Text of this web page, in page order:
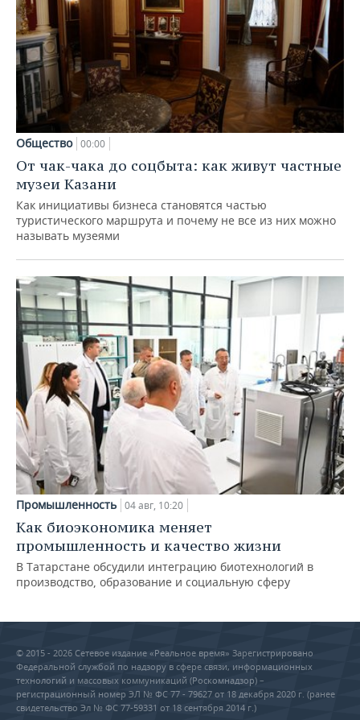
Общество 00:00
От чак-чака до соцбыта: как живут частные
музеи Казани
Как инициативы бизнеса становятся частью
туристического маршрута и почему не все из них можно
называть музеями
Промышленность 04 авг, 10:20
Как биоэкономика меняет
промышленность и качество жизни
В Татарстане обсудили интеграцию биотехнологий в
производство, образование и социальную сферу
© 2015 - 2026 Сетевое издание «Реальное время» Зарегистрировано
Федеральной службой по надзору в сфере связи, информационных
технологий и массовых коммуникаций (Роскомнадзор) –
регистрационный номер ЭЛ № ФС 77 - 79627 от 18 декабря 2020 г. (ранее
свидетельство Эл № ФС 77-59331 от 18 сентября 2014 г.)